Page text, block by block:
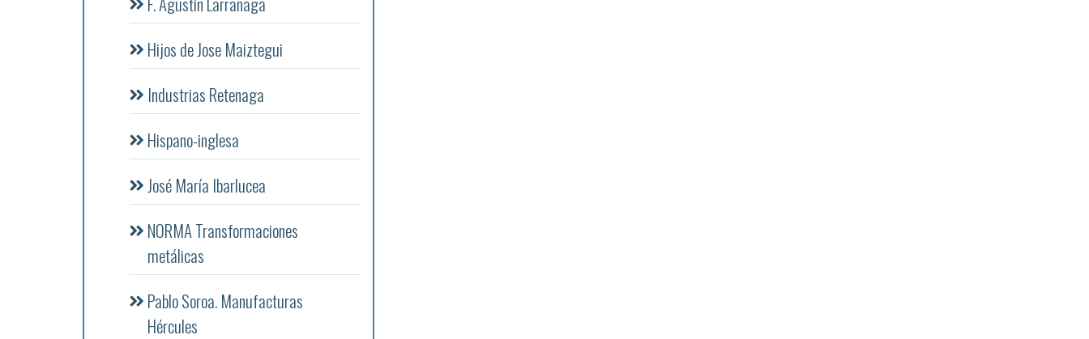
Hijos de Jose Maiztegui
Industrias Retenaga
Hispano-inglesa
José María Ibarlucea
NORMA Transformaciones
metálicas
Pablo Soroa. Manufacturas
Hércules